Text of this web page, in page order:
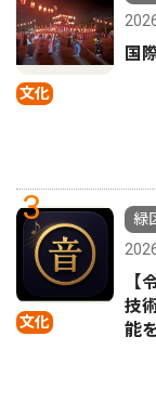
文化
国
3
文化
緑
【
技
能